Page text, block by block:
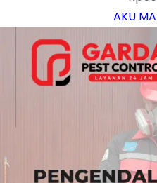
AKU